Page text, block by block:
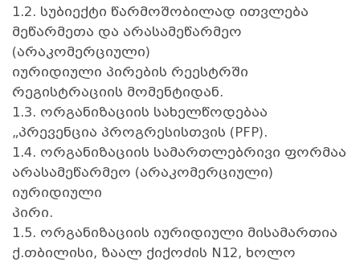
1.2. სუბიექტი წარმოშობილად ითვლება
მეწარმეთა და არასამეწარმეო
(არაკომერციული)
იურიდიული პირების რეესტრში
რეგისტრაციის მომენტიდან.
1.3. ორგანიზაციის სახელწოდებაა
„პრევენცია პროგრესისთვის (PFP).
1.4. ორგანიზაციის სამართლებრივი ფორმაა
არასამეწარმეო (არაკომერციული)
იურიდიული
პირი.
1.5. ორგანიზაციის იურიდიული მისამართია
ქ.თბილისი, ზაალ ქიქოძის N12, ხოლო